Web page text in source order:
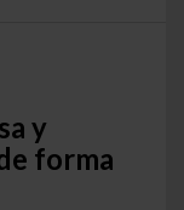
y
forma